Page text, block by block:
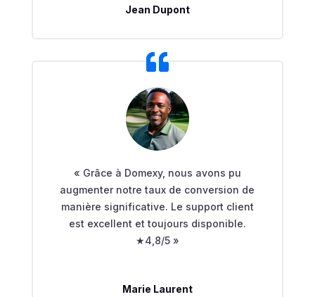
Jean Dupont
« Grâce à Domexy, nous avons pu
augmenter notre taux de conversion de
manière significative. Le support client
est excellent et toujours disponible.
★4,8/5 »
Marie Laurent